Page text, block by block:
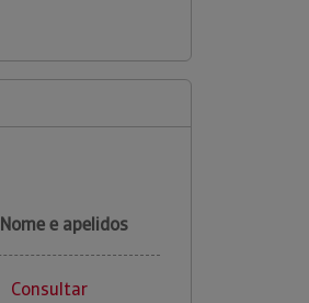
Nome e apelidos
Consultar